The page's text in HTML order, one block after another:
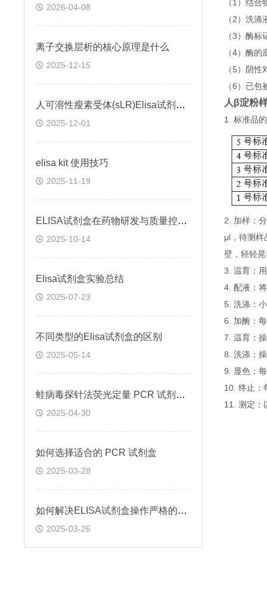
2026-04-08
离子交换层析的核心原理是什么
2025-12-15
人可溶性瘦素受体(sLR)Elisa试剂盒可溶性受体的作用
2025-12-01
elisa kit 使用技巧
2025-11-19
ELISA试剂盒在药物研发与质量控制中的应用实践
2025-10-14
Elisa试剂盒实验总结
2025-07-23
不同类型的Elisa试剂盒的区别
2025-05-14
蛙病毒探针法荧光定量 PCR 试剂盒定量定性检测
2025-04-30
如何选择适合的 PCR 试剂盒
2025-03-28
如何解决ELISA试剂盒操作严格的问题
2025-03-26
（1）结
（2）洗
（3）酶
（4）酶的
（5）阴
（6）已
人β淀粉
1. 标准品
2. 加样：
μl，待测样
壁，轻轻
3. 温育：
4. 配液：
5. 洗涤：
6. 加酶：
7. 温育：
8. 洗涤：
9. 显色：
10. 终止：
11. 测定：